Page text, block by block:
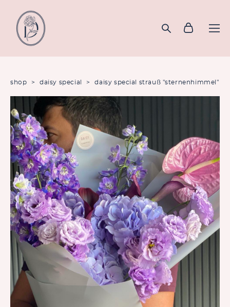
shop > daisy special > daisy special strauß "sternenhimmel"